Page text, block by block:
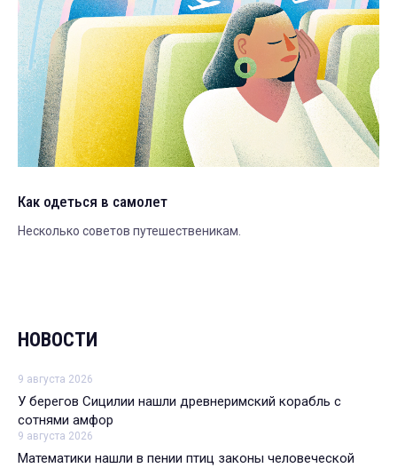
Как одеться в самолет
Несколько советов путешественикам.
НОВОСТИ
9 августа 2026
У берегов Сицилии нашли древнеримский корабль с
сотнями амфор
9 августа 2026
Математики нашли в пении птиц законы человеческой